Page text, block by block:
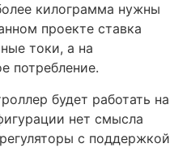
килограмма нужны
проекте ставка
токи, а на
потребление.
будет работать на
нет смысла
с поддержкой